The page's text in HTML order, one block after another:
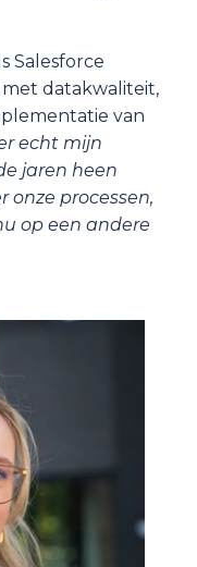
Salesforce
datakwaliteit,
van
echt mijn
jaren heen
onze processen,
op een andere